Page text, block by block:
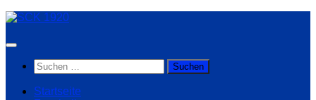
Zum
springen
Suchen
nach:
Startseite